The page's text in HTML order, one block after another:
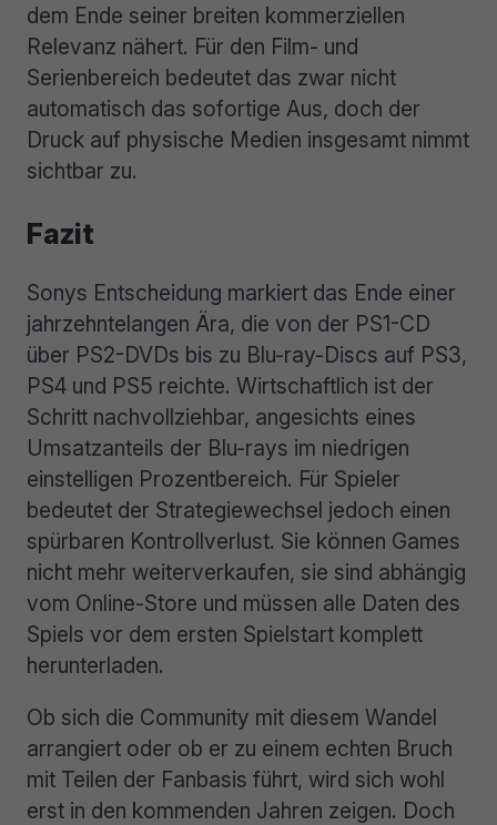
dem Ende seiner breiten kommerziellen
Relevanz nähert. Für den Film- und
Serienbereich bedeutet das zwar nicht
automatisch das sofortige Aus, doch der
Druck auf physische Medien insgesamt nimmt
sichtbar zu.
Fazit
Sonys Entscheidung markiert das Ende einer
jahrzehntelangen Ära, die von der PS1-CD
über PS2-DVDs bis zu Blu-ray-Discs auf PS3,
PS4 und PS5 reichte. Wirtschaftlich ist der
Schritt nachvollziehbar, angesichts eines
Umsatzanteils der Blu-rays im niedrigen
einstelligen Prozentbereich. Für Spieler
bedeutet der Strategiewechsel jedoch einen
spürbaren Kontrollverlust. Sie können Games
nicht mehr weiterverkaufen, sie sind abhängig
vom Online-Store und müssen alle Daten des
Spiels vor dem ersten Spielstart komplett
herunterladen.
Ob sich die Community mit diesem Wandel
arrangiert oder ob er zu einem echten Bruch
mit Teilen der Fanbasis führt, wird sich wohl
erst in den kommenden Jahren zeigen. Doch